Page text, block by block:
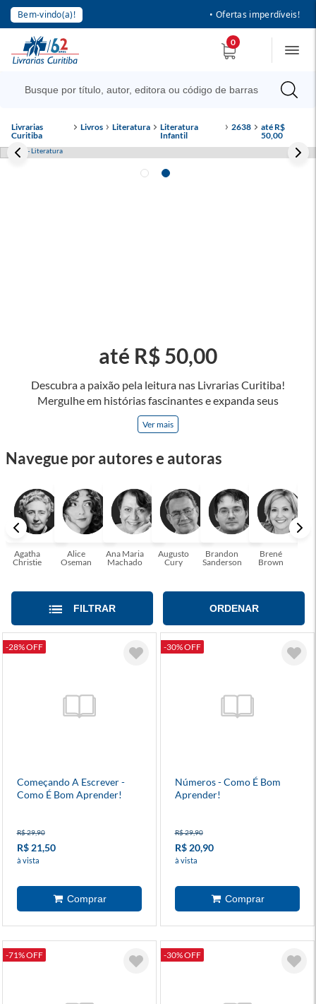
Bem-vindo(a)! • Ofertas imperdíveis!
0
Livrarias
Curitiba
Livros Literatura
Literatura
Infantil
2638
até R$
50,00
Descubra a paixão pela leitura nas Livrarias Curitiba!
Mergulhe em histórias fascinantes e expanda seus
horizontes, onde cada página é uma porta para novos
universos e perspectivas. Ler nos permite viajar sem sair do
e tenha a oportunidade de alcançar o seu crescimento
passe um tempo no mundo da imaginação! A leitura
transforma vidas e estamos aqui para ajudar a transformar a
sua! Tenha certeza, temos o livro perfeito para você!
Ver mais
até R$ 50,00
Navegue por autores e autoras
Agatha
Christie
Alice
Oseman
Ana Maria
Machado
Augusto
Cury
Brandon
Sanderson
Brené
Brown
FILTRAR ORDENAR
-28% OFF
Começando A Escrever -
Como É Bom Aprender!
R$ 29,90
R$ 21,50
à vista
-30% OFF
Números - Como É Bom
Aprender!
R$ 29,90
R$ 20,90
à vista
-71% OFF -30% OFF